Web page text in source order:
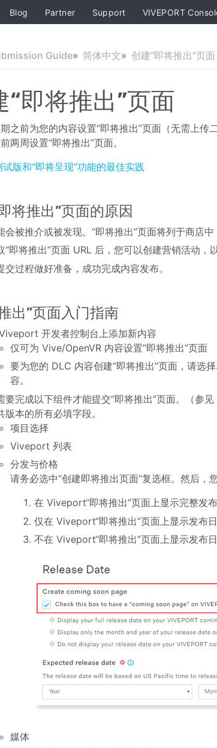
Blog Partner Support VIVEPORT
Guide 简体中文 创建“即将推出”页面
“即将推出”页面
之前为您的内容设置“即将推出”页面（无需上
两周设置“即将推出”页面。
版和“即将呈现”功能的最佳实践
将推出”页面的原因
会被推介或被发现。“即将推出”页面将列于商店
“即将推出”页面 URL 后，您可以创建营销活动，
交过程做好准备，成功完成内容发布。
出”页面入门指南
开发者控制台上添加新内容
仅可为 Vive/OpenVR 内容设置“即将推出”页面
要为您的 DLC 内容创建“即将推出”页面，请选
容。
要完成以下组件才能提交“即将推出”页面。（参见
版本的所有必填字段。
项目选择
Viveport 列表
分发与价格
请务必选中“创建即将推出页面”复选框。然后，
在 Viveport“即将推出”页面上显示完整发布
仅在 Viveport“即将推出”页面上显示发布日
不在 Viveport“即将推出”页面上显示发布日
媒体